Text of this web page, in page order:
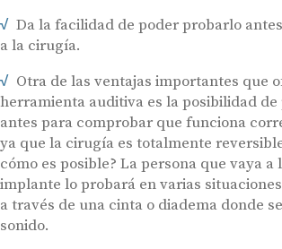
Da la facilidad de poder probarlo
a la cirugía.
Otra de las ventajas importantes que
herramienta auditiva es la posibilidad
antes para comprobar que funciona
ya que la cirugía es totalmente
cómo es posible? La persona que vaya a
implante lo probará en varias
a través de una cinta o diadema donde
sonido.